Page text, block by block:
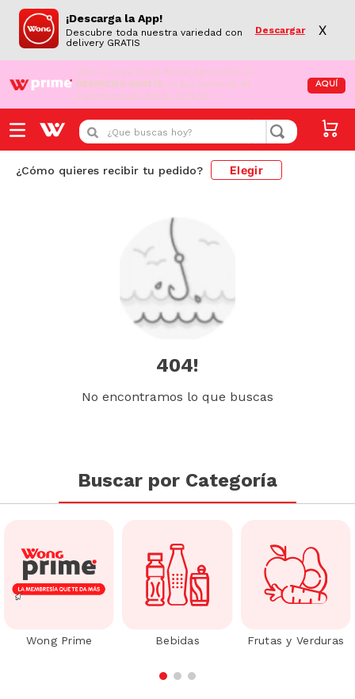
¡Descarga la App!
Descubre toda nuestra variedad con
delivery GRATIS
Descargar X
¡Aún no eres Wong Prime! Aprovecha el
DESPACHO GRATIS en tus compras de
supermercado desde S/79.90
AQUÍ
¿Que buscas hoy?
¿Cómo quieres recibir tu pedido? Elegir
404!
No encontramos lo que buscas
Buscar por Categoría
Wong Prime Bebidas Frutas y Verduras